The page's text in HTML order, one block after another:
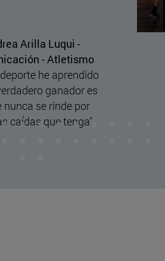
Arilla Luqui -
- Atletismo
he aprendido
ganador es
nunca se rinde por
caídas que tenga".